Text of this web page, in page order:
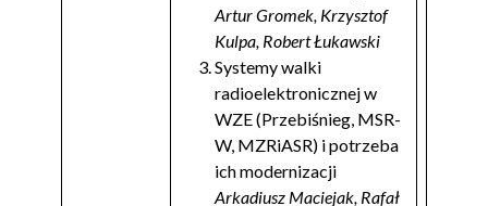
Artur Gromek, Krzysztof
Kulpa, Robert Łukawski
Systemy walki
radioelektronicznej w
WZE (Przebiśnieg, MSR-
W, MZRiASR) i potrzeba
ich modernizacji
Arkadiusz Maciejak, Rafał